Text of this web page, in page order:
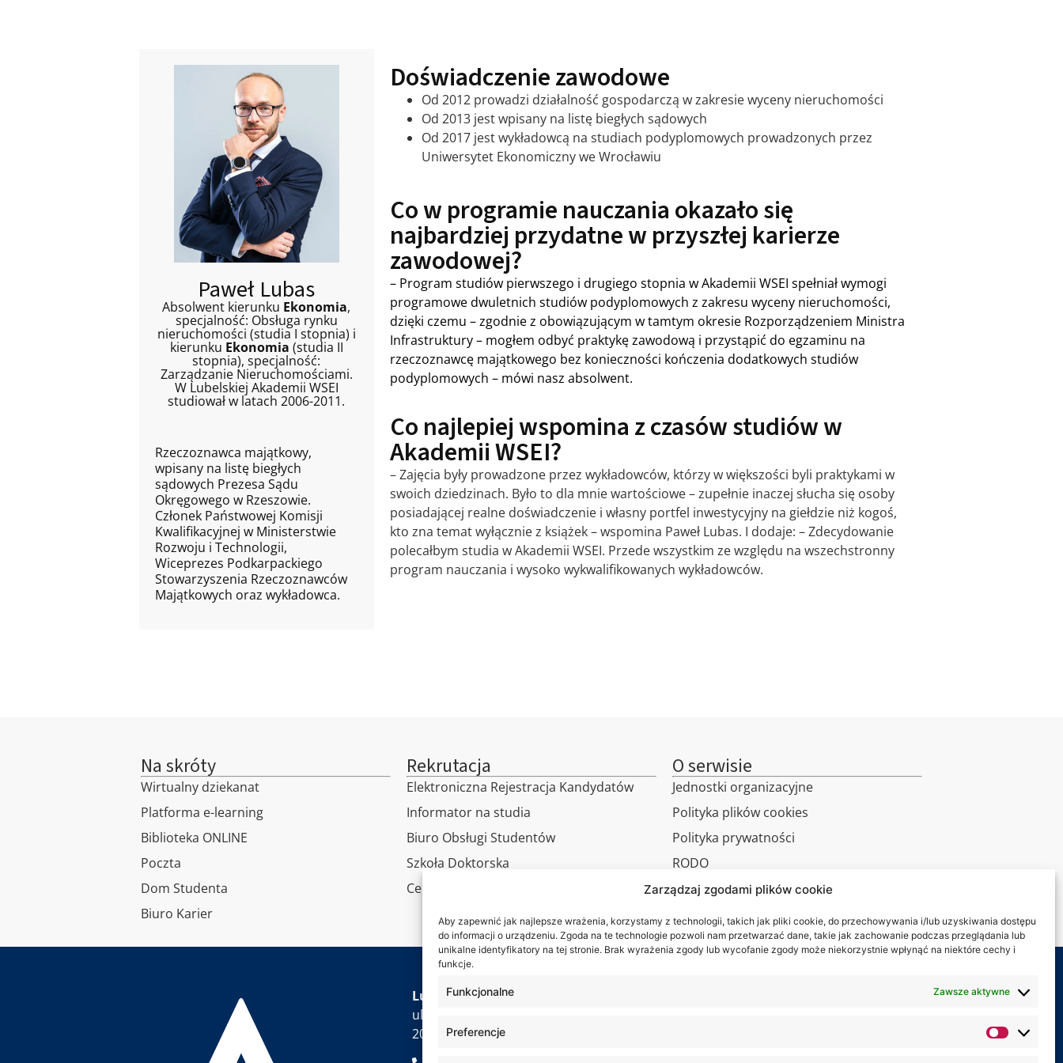
Zarządzaj zgodami plików cookie
Aby zapewnić jak najlepsze wrażenia, korzystamy z technologii, takich jak pliki cookie, do przechowywania i/lub uzyskiwania dostępu
do informacji o urządzeniu. Zgoda na te technologie pozwoli nam przetwarzać dane, takie jak zachowanie podczas przeglądania lub
unikalne identyfikatory na tej stronie. Brak wyrażenia zgody lub wycofanie zgody może niekorzystnie wpłynąć na niektóre cechy i
funkcje.
Funkcjonalne Zawsze aktywne
Preferencje
Paweł Lubas
Absolwent kierunku Ekonomia,
specjalność: Obsługa rynku
nieruchomości (studia I stopnia) i
kierunku Ekonomia (studia II
stopnia), specjalność:
Zarządzanie Nieruchomościami.
W Lubelskiej Akademii WSEI
studiował w latach 2006-2011.
Rzeczoznawca majątkowy,
wpisany na listę biegłych
sądowych Prezesa Sądu
Okręgowego w Rzeszowie.
Członek Państwowej Komisji
Kwalifikacyjnej w Ministerstwie
Rozwoju i Technologii,
Wiceprezes Podkarpackiego
Stowarzyszenia Rzeczoznawców
Majątkowych oraz wykładowca.
Doświadczenie zawodowe
Od 2012 prowadzi działalność gospodarczą w zakresie wyceny nieruchomości
Od 2013 jest wpisany na listę biegłych sądowych
Od 2017 jest wykładowcą na studiach podyplomowych prowadzonych przez
Uniwersytet Ekonomiczny we Wrocławiu
Co w programie nauczania okazało się
najbardziej przydatne w przyszłej karierze
zawodowej?
– Program studiów pierwszego i drugiego stopnia w Akademii WSEI spełniał wymogi
programowe dwuletnich studiów podyplomowych z zakresu wyceny nieruchomości,
dzięki czemu – zgodnie z obowiązującym w tamtym okresie Rozporządzeniem Ministra
Infrastruktury – mogłem odbyć praktykę zawodową i przystąpić do egzaminu na
rzeczoznawcę majątkowego bez konieczności kończenia dodatkowych studiów
podyplomowych – mówi nasz absolwent.
Co najlepiej wspomina z czasów studiów w
Akademii WSEI?
– Zajęcia były prowadzone przez wykładowców, którzy w większości byli praktykami w
swoich dziedzinach. Było to dla mnie wartościowe – zupełnie inaczej słucha się osoby
posiadającej realne doświadczenie i własny portfel inwestycyjny na giełdzie niż kogoś,
kto zna temat wyłącznie z książek – wspomina Paweł Lubas. I dodaje: – Zdecydowanie
polecałbym studia w Akademii WSEI. Przede wszystkim ze względu na wszechstronny
program nauczania i wysoko wykwalifikowanych wykładowców.
Na skróty
Wirtualny dziekanat
Platforma e-learning
Biblioteka ONLINE
Poczta
Dom Studenta
Biuro Karier
Rekrutacja
Elektroniczna Rejestracja Kandydatów
Informator na studia
Biuro Obsługi Studentów
Szkoła Doktorska
Centrum Studiów Podyplomowych
O serwisie
Jednostki organizacyjne
Polityka plików cookies
Polityka prywatności
RODO
Wirtualny spacer
Kontakt
Lubelska Akademia WSEI
ul. Projektowa 4
20-209 Lublin